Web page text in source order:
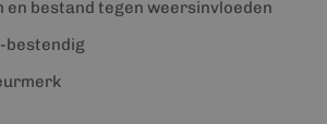
en bestand tegen weersinvloeden
bestendig